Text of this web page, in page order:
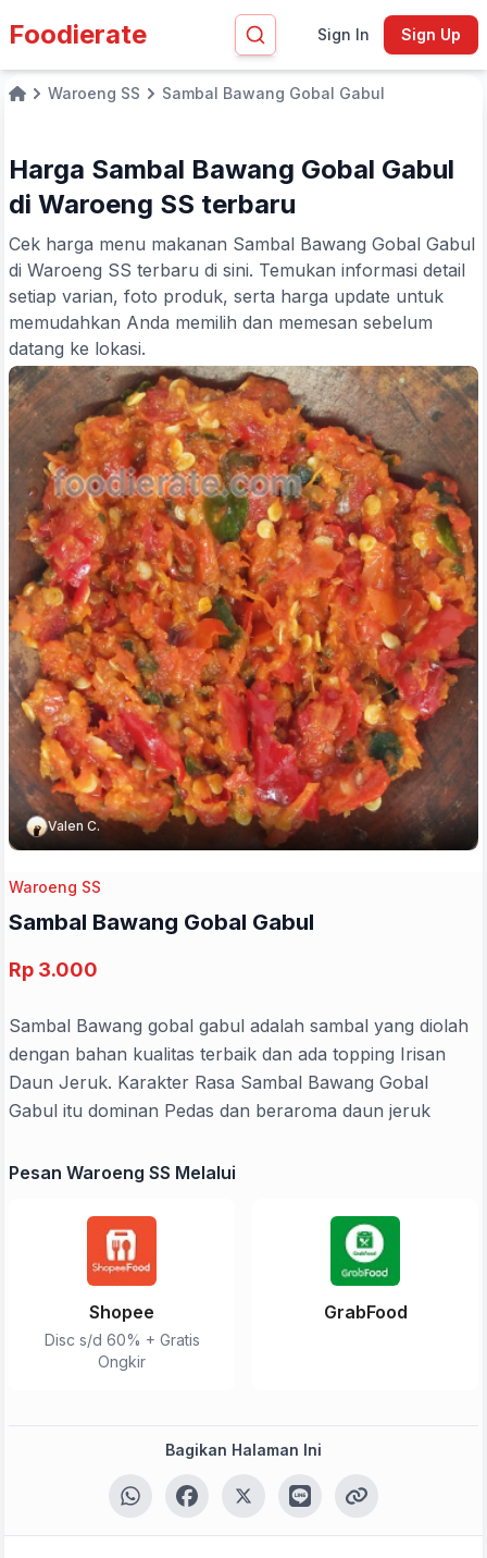
Foodierate Sign In Sign Up
HomeWaroeng SS Sambal Bawang Gobal Gabul
Harga Sambal Bawang Gobal Gabul
di Waroeng SS terbaru
Cek harga menu makanan Sambal Bawang Gobal Gabul
di Waroeng SS terbaru di sini. Temukan informasi detail
setiap varian, foto produk, serta harga update untuk
memudahkan Anda memilih dan memesan sebelum
datang ke lokasi.
Valen C.
Waroeng SS
Sambal Bawang Gobal Gabul
Rp 3.000
Sambal Bawang gobal gabul adalah sambal yang diolah
dengan bahan kualitas terbaik dan ada topping Irisan
Daun Jeruk. Karakter Rasa Sambal Bawang Gobal
Gabul itu dominan Pedas dan beraroma daun jeruk
Pesan Waroeng SS Melalui
Shopee
Disc s/d 60% + Gratis
Ongkir
GrabFood
Bagikan Halaman Ini